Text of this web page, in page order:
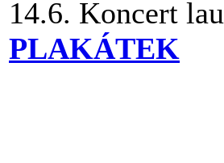
14.6. Koncert
PLAKÁTEK